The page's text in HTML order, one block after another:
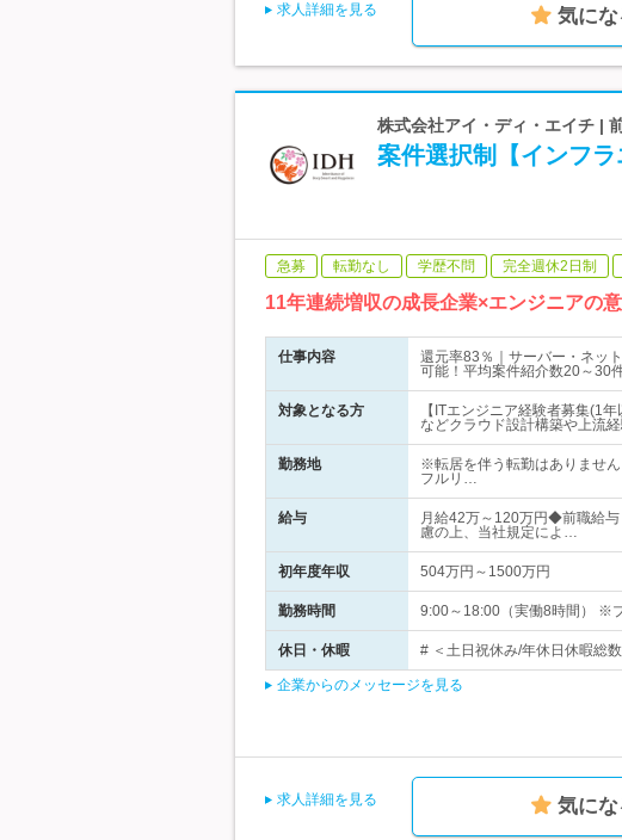
求人詳細を見る 気にな
株式会社アイ・ディ・エイチ |
案件選択制【インフ
急募 転勤なし 学歴不問 完全週休2日制
11年連続増収の成長企業×エンジニアの
仕事内容
還元率83％｜サーバー・ネッ
可能！平均案件紹介数20～30
対象となる方
【ITエンジニア経験者募集(1
などクラウド設計構築や上流
勤務地
※転居を伴う転勤はありませ
フルリ…
給与
月給42万～120万円◆前職給
慮の上、当社規定によ…
初年度年収 504万円～1500万円
勤務時間 9:00～18:00（実働8時間） ※
休日・休暇 # ＜土日祝休み/年休日休暇総
企業からのメッセージを見る
求人詳細を見る 気にな